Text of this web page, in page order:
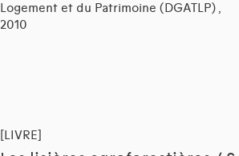
Logement et du Patrimoine (DGATLP) ,
2010
[LIVRE]